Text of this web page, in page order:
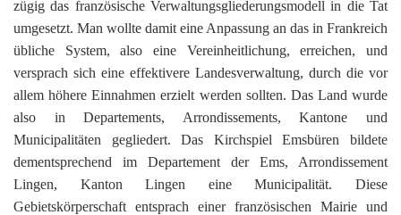
zügig das französische Verwaltungsgliederungsmodell in die Tat
umgesetzt. Man wollte damit eine Anpassung an das in Frankreich
übliche System, also eine Vereinheitlichung, erreichen, und
versprach sich eine effektivere Landesverwaltung, durch die vor
allem höhere Einnahmen erzielt werden sollten. Das Land wurde
also in Departements, Arrondissements, Kantone und
Municipalitäten gegliedert. Das Kirchspiel Emsbüren bildete
dementsprechend im Departement der Ems, Arrondissement
Lingen, Kanton Lingen eine Municipalität. Diese
Gebietskörperschaft entsprach einer französischen Mairie und